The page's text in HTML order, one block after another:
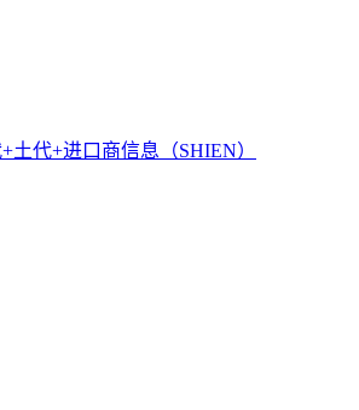
土代+进口商信息（SHIEN）